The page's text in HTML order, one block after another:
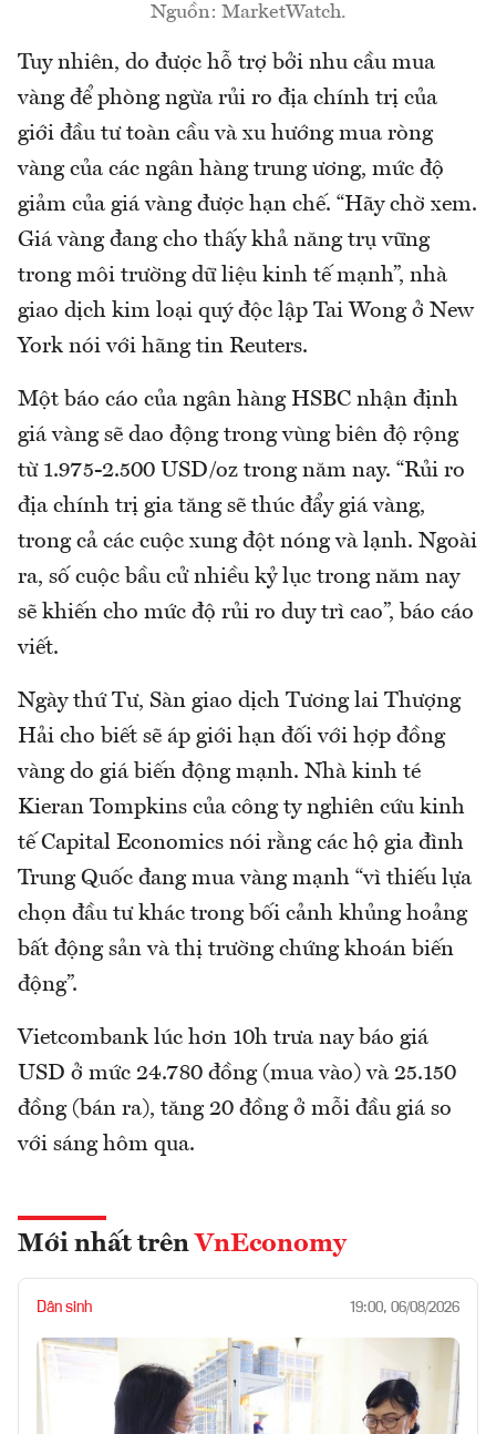
Nguồn: MarketWatch.
Tuy nhiên, do được hỗ trợ bởi nhu cầu mua
vàng để phòng ngừa rủi ro địa chính trị của
giới đầu tư toàn cầu và xu hướng mua ròng
vàng của các ngân hàng trung ương, mức độ
giảm của giá vàng được hạn chế. “Hãy chờ xem.
Giá vàng đang cho thấy khả năng trụ vững
trong môi trường dữ liệu kinh tế mạnh”, nhà
giao dịch kim loại quý độc lập Tai Wong ở New
York nói với hãng tin Reuters.
Một báo cáo của ngân hàng HSBC nhận định
giá vàng sẽ dao động trong vùng biên độ rộng
từ 1.975-2.500 USD/oz trong năm nay. “Rủi ro
địa chính trị gia tăng sẽ thúc đẩy giá vàng,
trong cả các cuộc xung đột nóng và lạnh. Ngoài
ra, số cuộc bầu cử nhiều kỷ lục trong năm nay
sẽ khiến cho mức độ rủi ro duy trì cao”, báo cáo
viết.
Ngày thứ Tư, Sàn giao dịch Tương lai Thượng
Hải cho biết sẽ áp giới hạn đối với hợp đồng
vàng do giá biến động mạnh. Nhà kinh té
Kieran Tompkins của công ty nghiên cứu kinh
tế Capital Economics nói rằng các hộ gia đình
Trung Quốc đang mua vàng mạnh “vì thiếu lựa
chọn đầu tư khác trong bối cảnh khủng hoảng
bất động sản và thị trường chứng khoán biến
động”.
Vietcombank lúc hơn 10h trưa nay báo giá
USD ở mức 24.780 đồng (mua vào) và 25.150
đồng (bán ra), tăng 20 đồng ở mỗi đầu giá so
với sáng hôm qua.
Mới nhất trên VnEconomy
Dân sinh 19:00, 06/08/2026